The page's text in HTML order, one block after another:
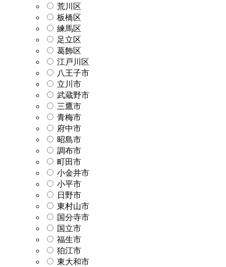
荒川区
板橋区
練馬区
足立区
葛飾区
江戸川区
八王子市
立川市
武蔵野市
三鷹市
青梅市
府中市
昭島市
調布市
町田市
小金井市
小平市
日野市
東村山市
国分寺市
国立市
福生市
狛江市
東大和市